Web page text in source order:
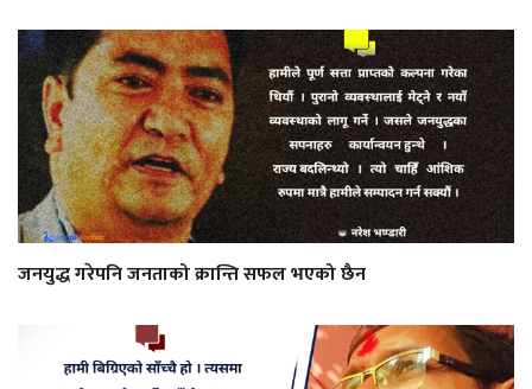
जनयुद्ध गरेपनि जनताको क्रान्ति सफल भएको छैन